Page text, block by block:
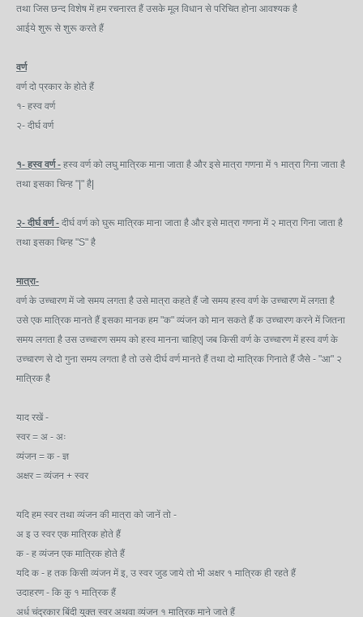
तथा जिस छन्द विशेष में हम रचनारत हैं उसके मूल विधान से परिचित होना आवश्यक है
आईये शुरू से शुरू करते हैं
वर्ण
वर्ण दो प्रकार के होते हैं
१- हस्व वर्ण
२- दीर्घ वर्ण
१- हस्व वर्ण - हस्व वर्ण को लघु मात्रिक माना जाता है और इसे मात्रा गणना में १ मात्रा गिना जाता है
तथा इसका चिन्ह "|" है|
२- दीर्घ वर्ण - दीर्घ वर्ण को घुरू मात्रिक माना जाता है और इसे मात्रा गणना में २ मात्रा गिना जाता है
तथा इसका चिन्ह "S" है
मात्रा-
वर्ण के उच्चारण में जो समय लगता है उसे मात्रा कहते हैं जो समय हस्व वर्ण के उच्चारण में लगता है
उसे एक मात्रिक मानते हैं इसका मानक हम "क" व्यंजन को मान सकते हैं क उच्चारण करने में जितना
समय लगता है उस उच्चारण समय को हस्व मानना चाहिए| जब किसी वर्ण के उच्चारण में हस्व वर्ण के
उच्चारण से दो गुना समय लगता है तो उसे दीर्घ वर्ण मानते हैं तथा दो मात्रिक गिनाते हैं जैसे - "आ" २
मात्रिक है
याद रखें -
स्वर = अ - अः
व्यंजन = क - ज्ञ
अक्षर = व्यंजन + स्वर
यदि हम स्वर तथा व्यंजन की मात्रा को जानें तो -
अ इ उ स्वर एक मात्रिक होते हैं
क - ह व्यंजन एक मात्रिक होते हैं
यदि क - ह तक किसी व्यंजन में इ, उ स्वर जुड जाये तो भी अक्षर १ मात्रिक ही रहते हैं
उदाहरण - कि कु १ मात्रिक हैं
अर्ध चंद्रकार बिंदी युक्त स्वर अथवा व्यंजन १ मात्रिक माने जाते हैं